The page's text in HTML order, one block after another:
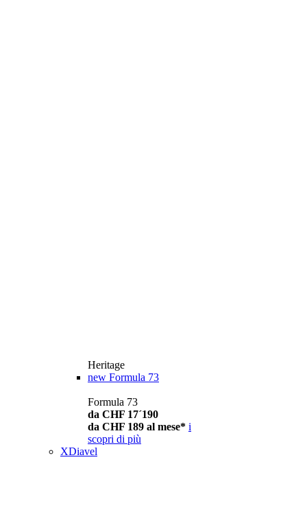
Heritage
new Formula 73
Formula 73
da CHF 17´190
da CHF 189 al mese* i
scopri di più
XDiavel